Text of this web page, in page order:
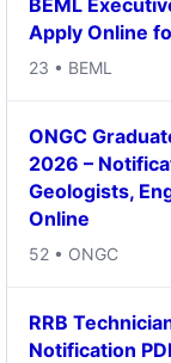
Apply Online
23 • BEML
ONGC
2026 –
Geologists,
Online
52 • ONGC
RRB
Notification